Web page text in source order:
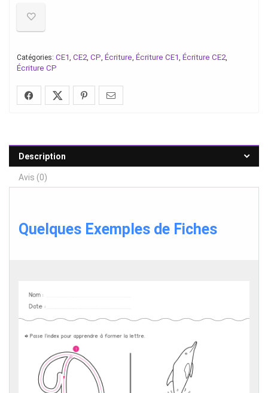
Catégories: CE1 CE2 CP Écriture Écriture CE1 Écriture CE2
Écriture CP
Description
Avis (0)
Quelques Exemples de Fiches